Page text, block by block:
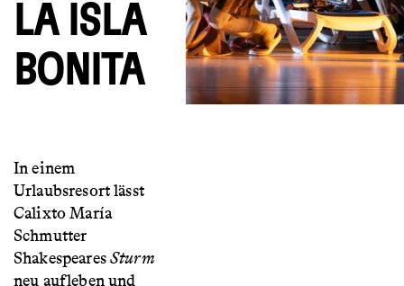
LA ISLA
BONITA
In einem
Urlaubsresort lässt
Calixto María
Schmutter
ShakespearesSturm
neu aufleben und